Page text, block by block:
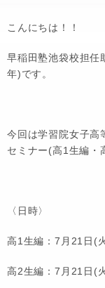
こんにちは！！
早稲田塾池袋校担任
年)です。
今回は学習院女子高
セミナー(高1生編・
〈日時〉
高1生編：7月21日(
高2生編：7月21日(